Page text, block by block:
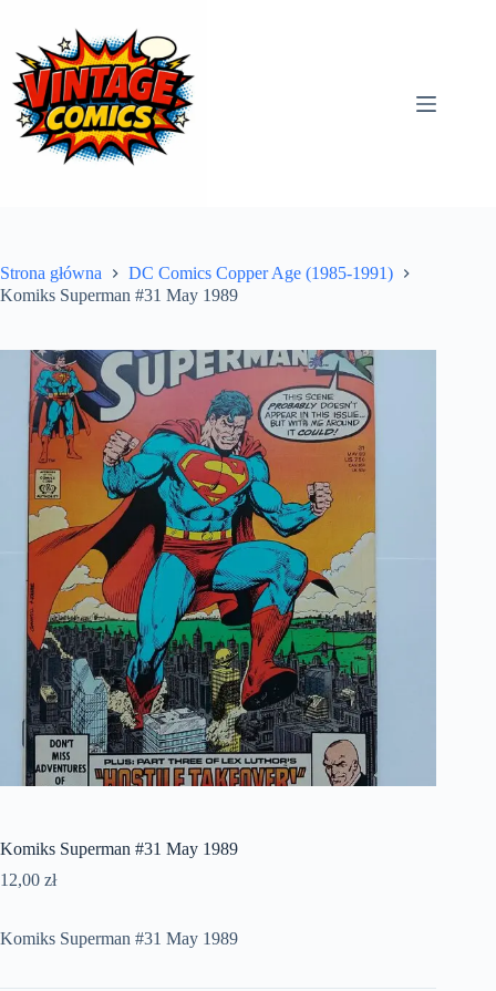
treści
Strona główna
DC Comics Copper Age (1985-1991)
Komiks Superman #31 May 1989
Komiks Superman #31 May 1989
12,00 zł
Komiks Superman #31 May 1989